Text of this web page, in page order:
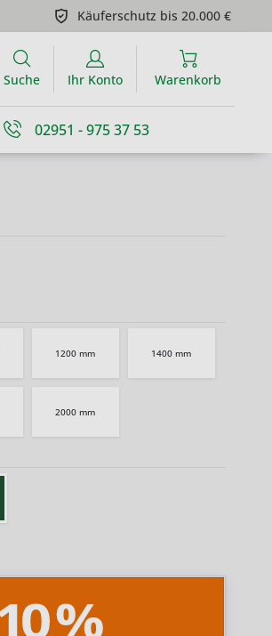
Käuferschutz bis 20.000 €
02951 - 975 37 53
Suche Ihr Konto Warenkorb
1200 mm 1400 mm
2000 mm